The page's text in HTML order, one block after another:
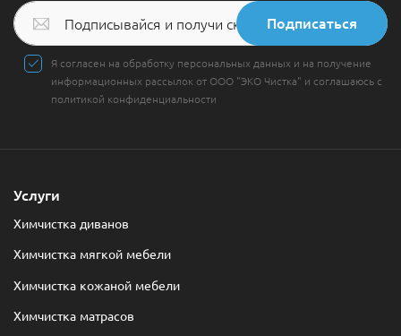
Я согласен на обработку персональных данных и на получение
информационных рассылок от ООО "ЭКО Чистка" и соглашаюсь с
политикой конфиденциальности
Подписаться
Услуги
Химчистка диванов
Химчистка мягкой мебели
Химчистка кожаной мебели
Химчистка матрасов